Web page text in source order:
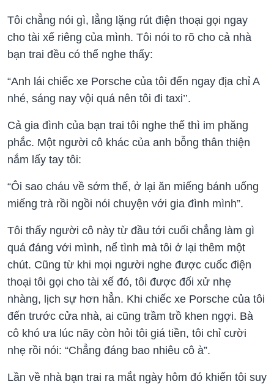
Tôi chẳng nói gì, lẳng lặng rút điện thoại gọi ngay
cho tài xế riêng của mình. Tôi nói to rõ cho cả nhà
bạn trai đều có thể nghe thấy:
“Anh lái chiếc xe Porsche của tôi đến ngay địa chỉ A
nhé, sáng nay vội quá nên tôi đi taxi’’.
Cả gia đình của bạn trai tôi nghe thế thì im phăng
phắc. Một người cô khác của anh bỗng thân thiện
nắm lấy tay tôi:
“Ôi sao cháu về sớm thế, ở lại ăn miếng bánh uống
miếng trà rồi ngồi nói chuyện với gia đình mình”.
Tôi thấy người cô này từ đầu tới cuối chẳng làm gì
quá đáng với mình, nể tình mà tôi ở lại thêm một
chút. Cũng từ khi mọi người nghe được cuốc điện
thoại tôi gọi cho tài xế đó, tôi được đối xử nhẹ
nhàng, lịch sự hơn hẳn. Khi chiếc xe Porsche của tôi
đến trước cửa nhà, ai cũng trầm trồ khen ngợi. Bà
cô khó ưa lúc nãy còn hỏi tôi giá tiền, tôi chỉ cười
nhẹ rồi nói: “Chẳng đáng bao nhiêu cô à”.
Lần về nhà bạn trai ra mắt ngày hôm đó khiến tôi suy